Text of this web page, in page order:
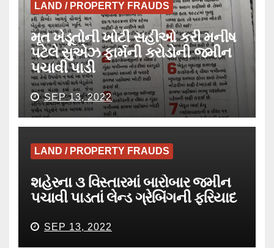
LAND / PROPERTY FRAUDS
મૃત ખેડૂતોની ખોટી સહીઓ કરી મનીષ
પટેલે સુએઝ ફાર્મની કરોડોની જમીન
પચાવી પાડી
SEP 13, 2022
LAND / PROPERTY FRAUDS
શહેરના ૩ વિસ્તારમાં બારોબાર જમીન
પચાવી પાડતાં લેન્ડ ગ્રેબિંગની ફરિયાદ
SEP 13, 2022